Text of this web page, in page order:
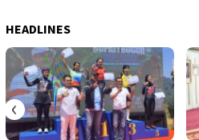
HEADLINES
‹